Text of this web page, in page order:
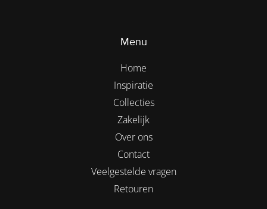
Menu
Home
Inspiratie
Collecties
Zakelijk
Over ons
Contact
Veelgestelde vragen
Retouren